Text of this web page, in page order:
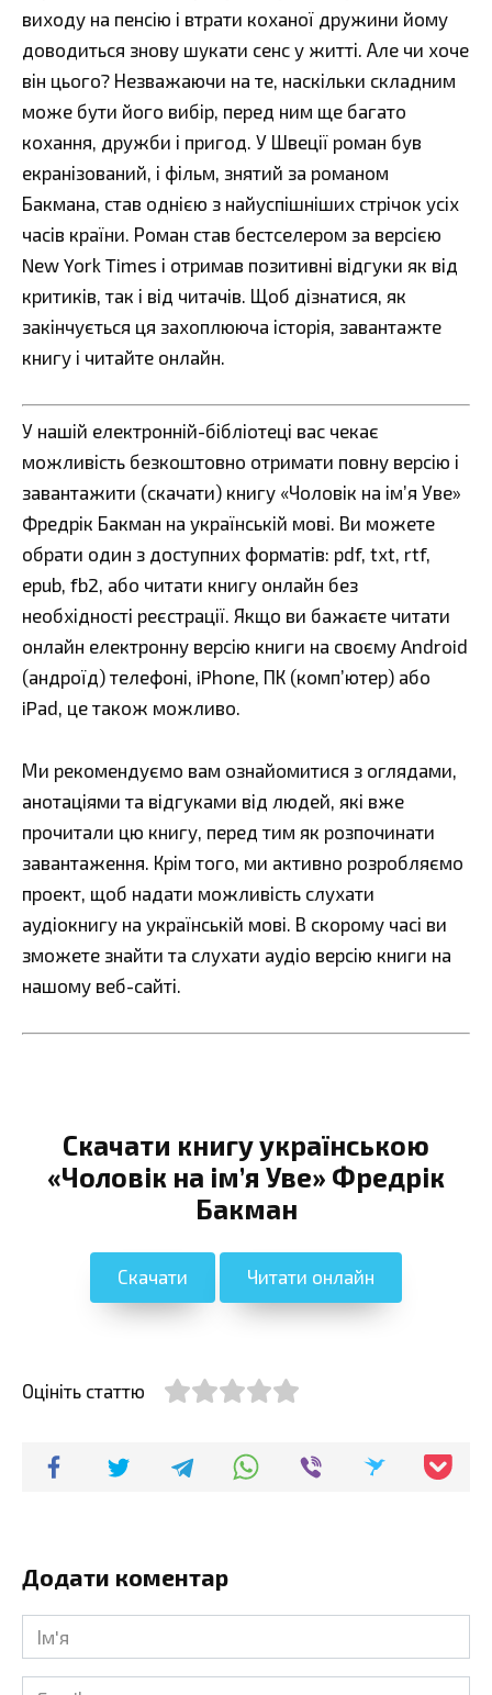
виходу на пенсію і втрати коханої дружини йому
доводиться знову шукати сенс у житті. Але чи хоче
він цього? Незважаючи на те, наскільки складним
може бути його вибір, перед ним ще багато
кохання, дружби і пригод. У Швеції роман був
екранізований, і фільм, знятий за романом
Бакмана, став однією з найуспішніших стрічок усіх
часів країни. Роман став бестселером за версією
New York Times і отримав позитивні відгуки як від
критиків, так і від читачів. Щоб дізнатися, як
закінчується ця захоплююча історія, завантажте
книгу і читайте онлайн.
У нашій електронній-бібліотеці вас чекає
можливість безкоштовно отримати повну версію і
завантажити (скачати) книгу «Чоловік на ім’я Уве»
Фредрік Бакман на українській мові. Ви можете
обрати один з доступних форматів: pdf, txt, rtf,
epub, fb2, або читати книгу онлайн без
необхідності реєстрації. Якщо ви бажаєте читати
онлайн електронну версію книги на своєму Android
(андроїд) телефоні, iPhone, ПК (комп’ютер) або
iPad, це також можливо.
Ми рекомендуємо вам ознайомитися з оглядами,
анотаціями та відгуками від людей, які вже
прочитали цю книгу, перед тим як розпочинати
завантаження. Крім того, ми активно розробляємо
проект, щоб надати можливість слухати
аудіокнигу на українській мові. В скорому часі ви
зможете знайти та слухати аудіо версію книги на
нашому веб-сайті.
Скачати книгу українською
«Чоловік на ім’я Уве» Фредрік
Бакман
Скачати Читати онлайн
Оцініть статтю
Додати коментар
Ім'я
Email